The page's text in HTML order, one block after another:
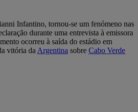
Infantino, tornou-se um fenómeno nas
durante uma entrevista à emissora
ocorreu à saída do estádio em
vitória da Argentina sobre Cabo Verde